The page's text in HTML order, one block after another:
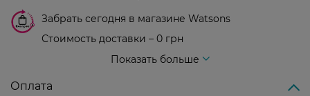
Забрать сегодня в магазине Watsons
Стоимость доставки – 0 грн
Показать больше
Оплата